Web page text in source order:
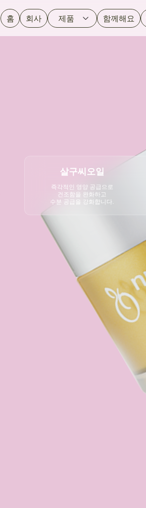
살구씨오일
즉각적인 영양 공급으로
건조함을 완화하고
수분 공급을 강화합니다.
홈 회사 제품 함께해요